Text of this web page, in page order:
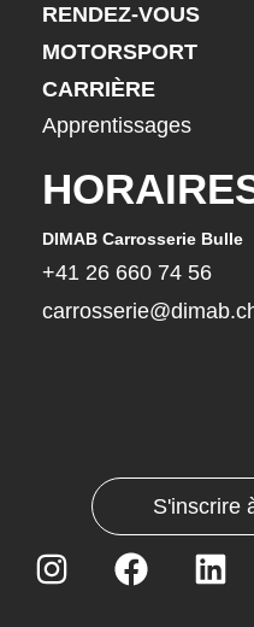
RENDEZ-VOUS
MOTORSPORT
CARRIÈRE
Apprentissages
DIMAB Carrosserie Bulle
+41 26 660 74 56
S'inscrire